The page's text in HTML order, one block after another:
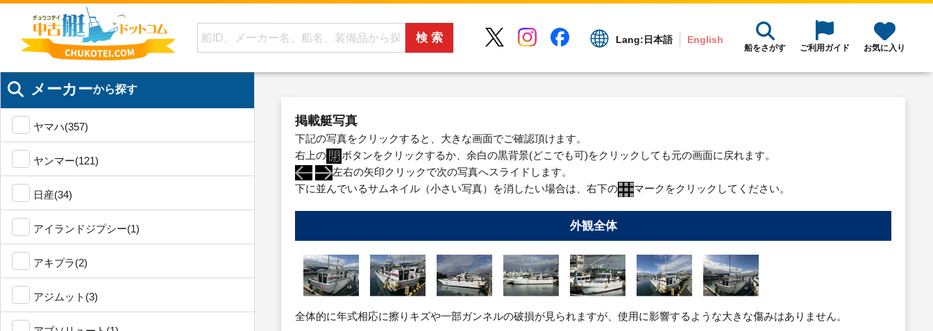
Lang: 日本語 English
船をさがす ご利用ガイド お気に入り
メーカーから探す
ヤマハ(357)
ヤンマー(121)
日産(34)
アイランドジプシー(1)
アキプラ(2)
アジムット(3)
掲載艇写真
下記の写真をクリックすると、大きな画面でご確認頂けます。
右上の
ボタンをクリックするか、余白の黒背景(どこでも可)をクリックしても元の画面に戻れます。
左右の矢印クリックで次の写真へスライドします。
下に並んでいるサムネイル（小さい写真）を消したい場合は、右下の
マークをクリックしてください。
外観全体
全体的に年式相応に擦りキズや一部ガンネルの破損が見られますが、使用に影響するような大きな傷みはありません。